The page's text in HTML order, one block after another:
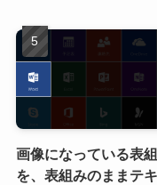
画像になっている表
を、表組みのままテ